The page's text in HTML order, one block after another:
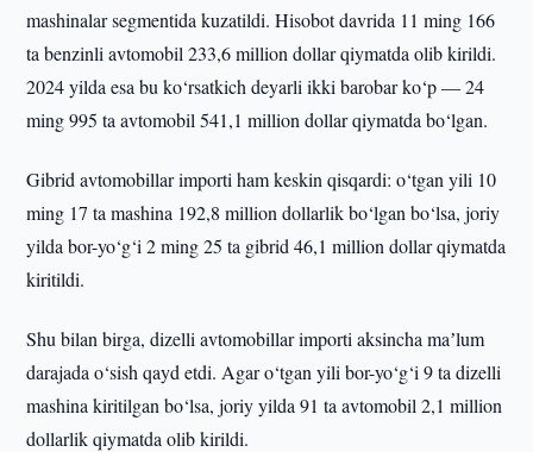
mashinalar segmentida kuzatildi. Hisobot davrida 11 ming 166
ta benzinli avtomobil 233,6 million dollar qiymatda olib kirildi.
2024 yilda esa bu ko‘rsatkich deyarli ikki barobar ko‘p — 24
ming 995 ta avtomobil 541,1 million dollar qiymatda bo‘lgan.
Gibrid avtomobillar importi ham keskin qisqardi: o‘tgan yili 10
ming 17 ta mashina 192,8 million dollarlik bo‘lgan bo‘lsa, joriy
yilda bor-yo‘g‘i 2 ming 25 ta gibrid 46,1 million dollar qiymatda
kiritildi.
Shu bilan birga, dizelli avtomobillar importi aksincha maʼlum
darajada o‘sish qayd etdi. Agar o‘tgan yili bor-yo‘g‘i 9 ta dizelli
mashina kiritilgan bo‘lsa, joriy yilda 91 ta avtomobil 2,1 million
dollarlik qiymatda olib kirildi.